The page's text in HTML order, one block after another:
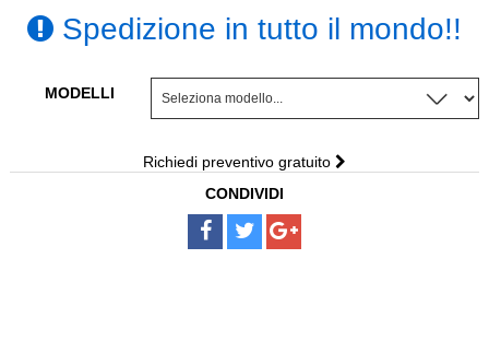
SCALE
Spedizione in tutto il mondo!!
MODELLI
Richiedi preventivo gratuito
CONDIVIDI